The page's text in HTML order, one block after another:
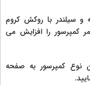
و سیلندر با روکش کروم
کمپرسور را افزایش می
نوع کمپرسور به صفحه